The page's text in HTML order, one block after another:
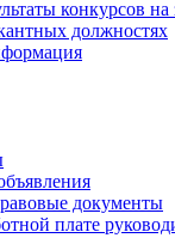
конкурсов
должностях
документы
плате